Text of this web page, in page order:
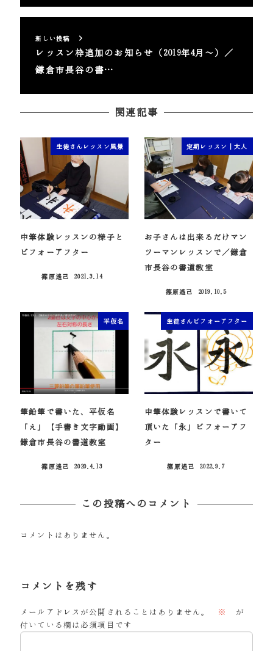
新しい投稿
レッスン枠追加のお知らせ（2019年4月～）／
鎌倉市長谷の書…
関連記事
生徒さんレッスン風景
中筆体験レッスンの様子と
ビフォーアフター
篠原遙己
2021.3.14
定期レッスン｜大人
お子さんは出来るだけマン
ツーマンレッスンで／鎌倉
市長谷の書道教室
篠原遙己
2019.10.5
平仮名
筆鉛筆で書いた、平仮名
「え」【手書き文字動画】
鎌倉市長谷の書道教室
篠原遙己
2020.4.13
生徒さんビフォーアフター
中筆体験レッスンで書いて
頂いた「永」ビフォーアフ
ター
篠原遙己
2022.9.7
この投稿へのコメント
コメントはありません。
コメントを残す
メールアドレスが公開されることはありません。 ※
が
付いている欄は必須項目です